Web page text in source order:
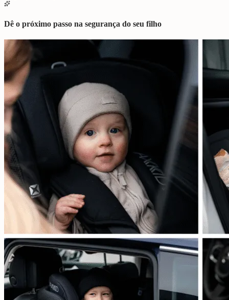
Dê o próximo passo na segurança do seu filho